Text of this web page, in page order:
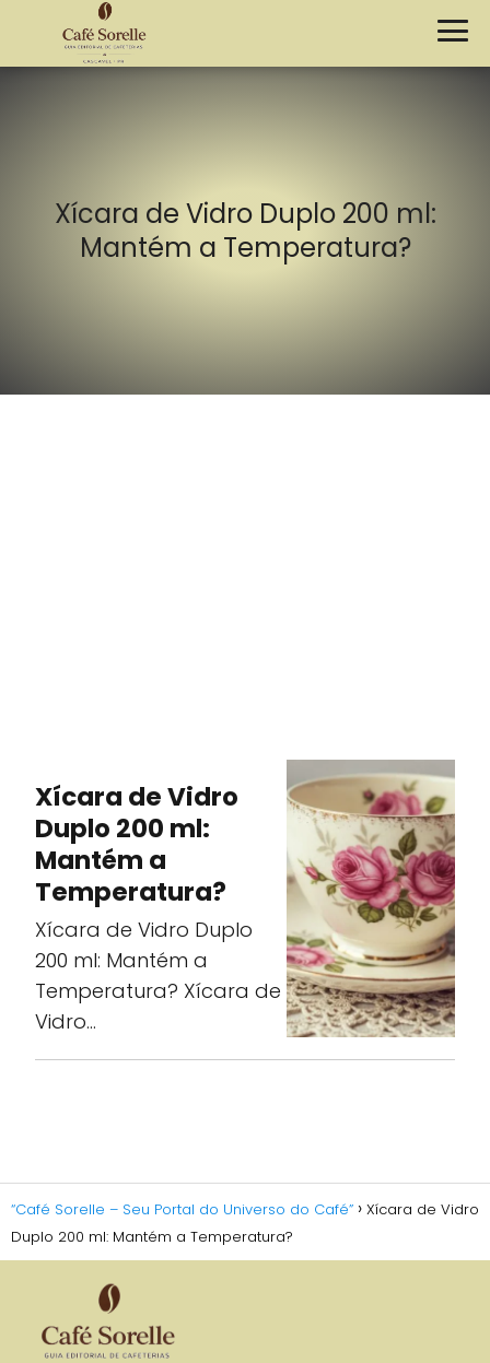
Xícara de Vidro Duplo 200 ml:
Mantém a Temperatura?
Xícara de Vidro
Duplo 200 ml:
Mantém a
Temperatura?
Xícara de Vidro Duplo
200 ml: Mantém a
Temperatura? Xícara de
Vidro…
“Café Sorelle – Seu Portal do Universo do Café”
Xícara de Vidro
Duplo 200 ml: Mantém a Temperatura?